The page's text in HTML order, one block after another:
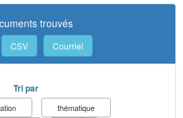
trouvés
CSV Courriel
Tri par
thématique